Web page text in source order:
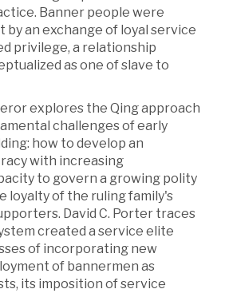
Banner people were
by an exchange of loyal service
privilege, a relationship
as one of slave to
explores the Qing approach
challenges of early
how to develop an
with increasing
to govern a growing polity
loyalty of the ruling family's
David C. Porter traces
created a service elite
of incorporating new
of bannermen as
its imposition of service